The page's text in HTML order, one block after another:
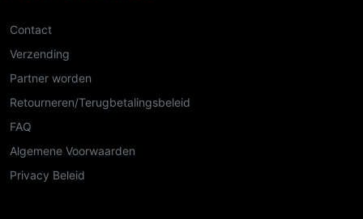
Contact
Verzending
Partner worden
Retourneren/Terugbetalingsbeleid
FAQ
Algemene Voorwaarden
Privacy Beleid